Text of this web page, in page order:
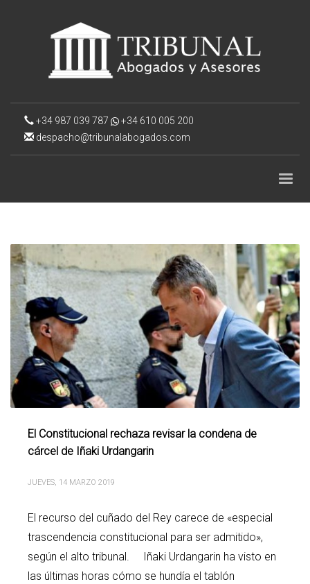
+34 987 039 787
+34 610 005 200
despacho@tribunalabogados.com
El Constitucional rechaza revisar la condena de
cárcel de Iñaki Urdangarin
JUEVES, 14 MARZO 2019
El recurso del cuñado del Rey carece de «especial
trascendencia constitucional para ser admitido»,
según el alto tribunal. Iñaki Urdangarin ha visto en
las últimas horas cómo se hundía el tablón